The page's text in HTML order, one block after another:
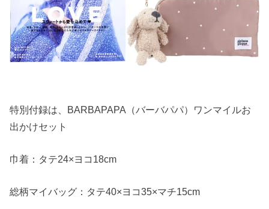
特別付録は、BARBAPAPA（バーバパパ）ワンマイルお
出かけセット
巾着：タテ24×ヨコ18cm
総柄マイバッグ：タテ40×ヨコ35×マチ15cm